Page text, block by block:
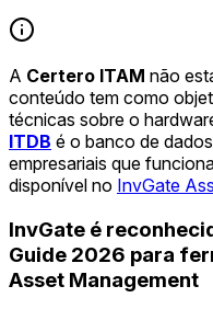
A Certero ITAM não
conteúdo tem como
técnicas sobre o
ITDB é o banco de
empresariais que
disponível no InvGate
InvGate é
Guide 2026 para
Asset Management